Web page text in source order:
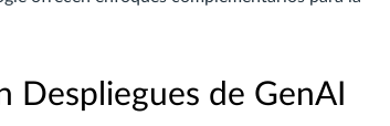
Despliegues de GenAI